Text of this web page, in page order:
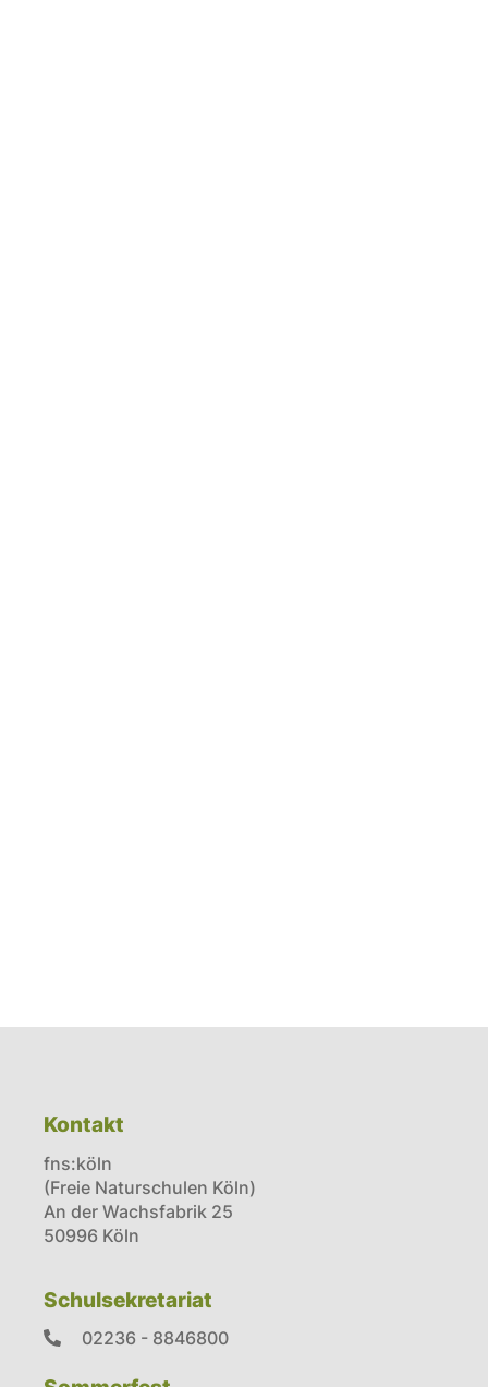
Kontakt
fns:köln
(Freie Naturschulen Köln)
An der Wachsfabrik 25
50996 Köln
Schulsekretariat
02236 - 8846800